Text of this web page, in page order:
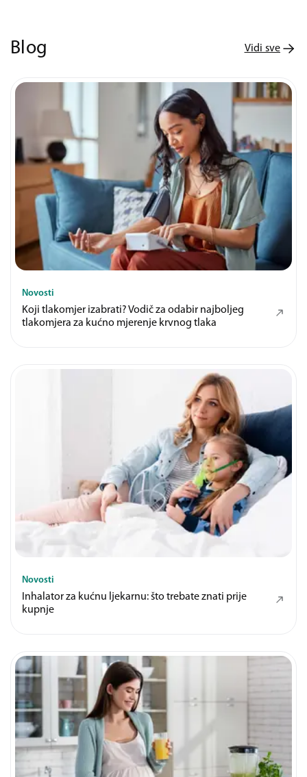
Blog Vidi sve
Novosti
Koji tlakomjer izabrati? Vodič za odabir najboljeg
tlakomjera za kućno mjerenje krvnog tlaka
Novosti
Inhalator za kućnu ljekarnu: što trebate znati prije
kupnje